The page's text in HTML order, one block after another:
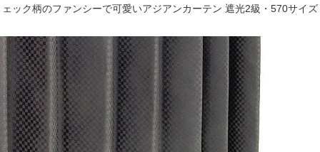
ェック柄のファンシーで可愛いアジアンカーテン 遮光2級・570サイズ